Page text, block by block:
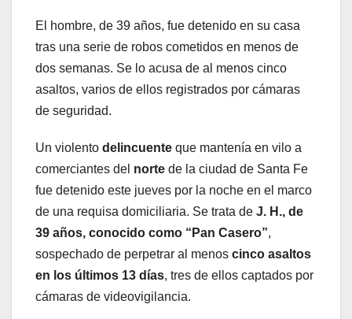
El hombre, de 39 años, fue detenido en su casa
tras una serie de robos cometidos en menos de
dos semanas. Se lo acusa de al menos cinco
asaltos, varios de ellos registrados por cámaras
de seguridad.
Un violento delincuente que mantenía en vilo a
comerciantes del norte de la ciudad de Santa Fe
fue detenido este jueves por la noche en el marco
de una requisa domiciliaria. Se trata de J. H., de
39 años, conocido como “Pan Casero”,
sospechado de perpetrar al menos cinco asaltos
en los últimos 13 días, tres de ellos captados por
cámaras de videovigilancia.